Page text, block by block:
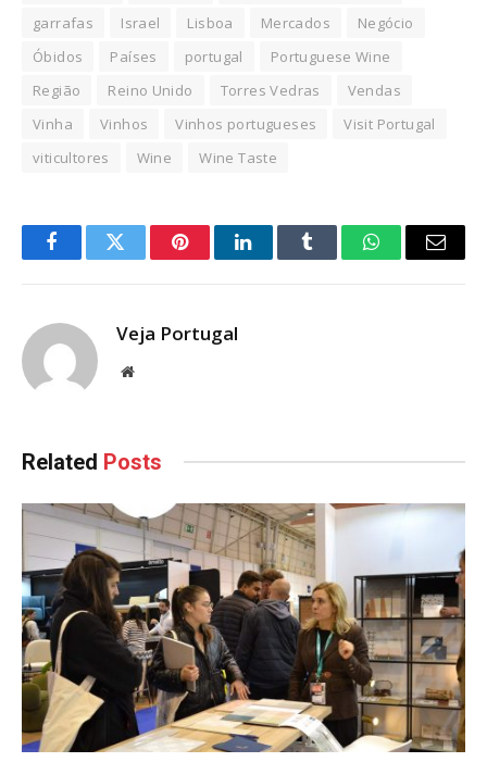
garrafas
Israel Lisboa Mercados
Negócio
Óbidos
Países portugal
Portuguese Wine
Região
Reino Unido Torres Vedras
Vendas
Vinha
Vinhos Vinhos portugueses
Visit Portugal
viticultores
Wine Wine Taste
FacebookTwitter PinterestLinkedInTumblr WhatsAppEmail
Veja Portugal
Website
Related Posts